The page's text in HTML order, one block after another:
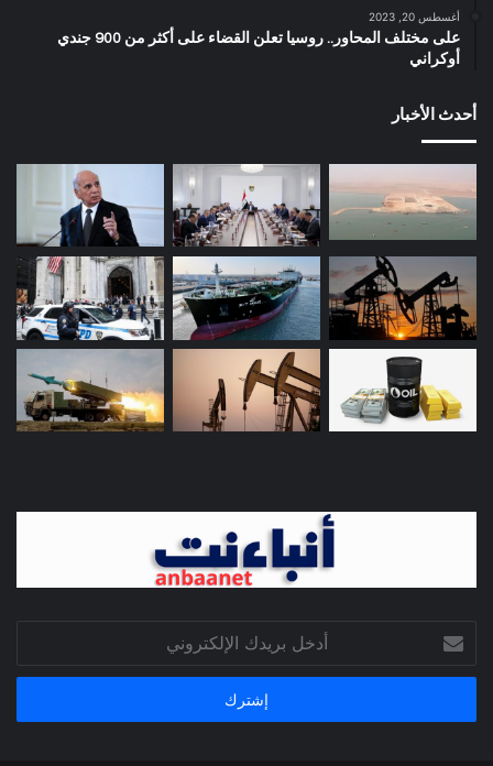
أغسطس 20, 2023
على مختلف المحاور.. روسيا تعلن القضاء على أكثر من 900 جندي
أوكراني
أحدث الأخبار
بريدك
الإلكتروني